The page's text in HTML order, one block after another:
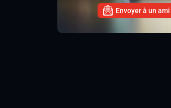
Envoyer à un ami